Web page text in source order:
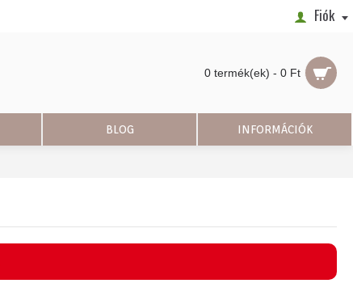
Fiók
0 termék(ek) - 0 Ft
BLOG INFORMÁCIÓK